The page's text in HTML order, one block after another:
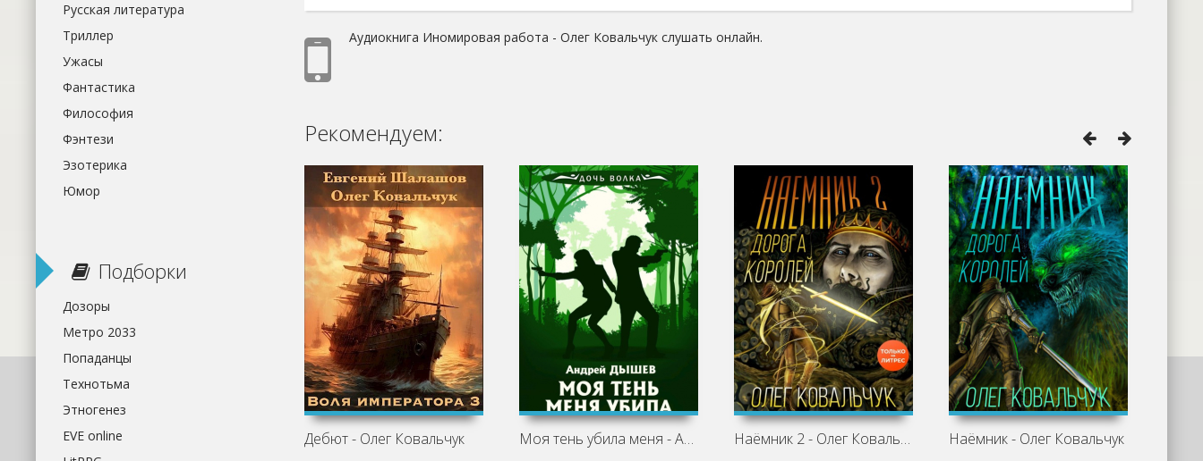
Аудиокнига Иномировая работа - Олег Ковальчук слушать онлайн.
Рекомендуем:
Дебют - Олег Ковальчук Моя тень убила меня - Андрей Дышев Наёмник 2 - Олег Ковальчук Наёмник - Олег Ковальчук
Русская литература
Триллер
Ужасы
Фантастика
Философия
Фэнтези
Эзотерика
Юмор
Подборки
Дозоры
Метро 2033
Попаданцы
Технотьма
Этногенез
EVE online